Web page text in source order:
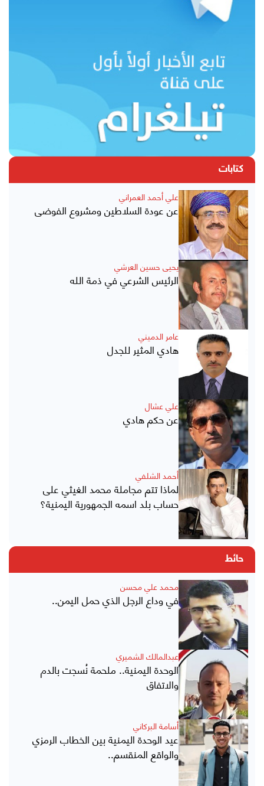
كتابات
علي أحمد العمراني
عن عودة السلاطين ومشروع الفوضى
يحيى حسين العرشي
الرئيس الشرعي في ذمة الله
عامر الدميني
هادي المثير للجدل
علي عشال
عن حكم هادي
أحمد الشلفي
لماذا تتم مجاملة محمد الغيثي على
حساب بلد اسمه الجمهورية اليمنية؟
حائط
محمد علي محسن
في وداع الرجل الذي حمل اليمن..
عبدالمالك الشميري
الوحدة اليمنية.. ملحمة نُسجت بالدم
والاتفاق
أسامة البركاني
عيد الوحدة اليمنية بين الخطاب الرمزي
والواقع المنقسم..